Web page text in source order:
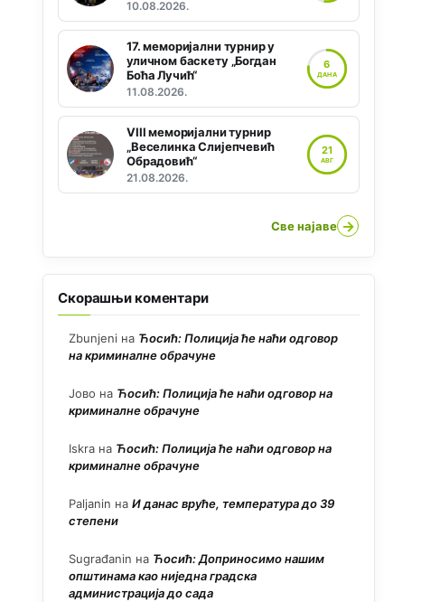
10.08.2026.
17. меморијални турнир у
уличном баскету „Богдан
Боћа Лучић“
11.08.2026.
6
ДАНА
VIII меморијални турнир
„Веселинка Слијепчевић
Обрадовић“
21.08.2026.
21
АВГ
Све најаве →
Скорашњи коментари
Zbunjeni на Ћосић: Полиција ће наћи одговор
на криминалне обрачуне
Јово на Ћосић: Полиција ће наћи одговор на
криминалне обрачуне
Iskra на Ћосић: Полиција ће наћи одговор на
криминалне обрачуне
Paljanin на И данас вруће, температура до 39
степени
Sugrađanin на Ћосић: Доприносимо нашим
општинама као ниједна градска
администрација до сада